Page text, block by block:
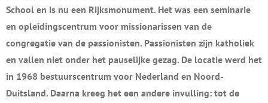
School en is nu een Rijksmonument. Het was een seminarie
en opleidingscentrum voor missionarissen van de
congregatie van de passionisten. Passionisten zijn katholiek
en vallen niet onder het pauselijke gezag. De locatie werd het
in 1968 bestuurscentrum voor Nederland en Noord-
Duitsland. Daarna kreeg het een andere invulling: tot de